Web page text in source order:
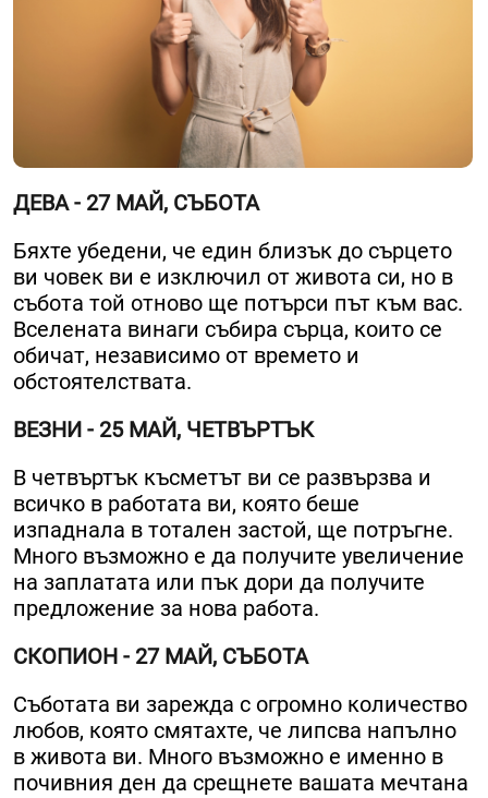
ДЕВА - 27 МАЙ, СЪБОТА
Бяхте убедени, че един близък до сърцето
ви човек ви е изключил от живота си, но в
събота той отново ще потърси път към вас.
Вселената винаги събира сърца, които се
обичат, независимо от времето и
обстоятелствата.
ВЕЗНИ - 25 МАЙ, ЧЕТВЪРТЪК
В четвъртък късметът ви се развързва и
всичко в работата ви, която беше
изпаднала в тотален застой, ще потръгне.
Много възможно е да получите увеличение
на заплатата или пък дори да получите
предложение за нова работа.
СКОПИОН - 27 МАЙ, СЪБОТА
Съботата ви зарежда с огромно количество
любов, която смятахте, че липсва напълно
в живота ви. Много възможно е именно в
почивния ден да срещнете вашата мечтана